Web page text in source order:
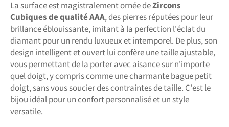
La surface est magistralement ornée deZircons
Cubiques de qualité AAA, des pierres réputées pour leur
brillance éblouissante, imitant à la perfection l'éclat du
diamant pour un rendu luxueux et intemporel. De plus, son
design intelligent et ouvert lui confère une taille ajustable,
vous permettant de la porter avec aisance sur n'importe
quel doigt, y compris comme une charmante bague petit
doigt, sans vous soucier des contraintes de taille. C'est le
bijou idéal pour un confort personnalisé et un style
versatile.